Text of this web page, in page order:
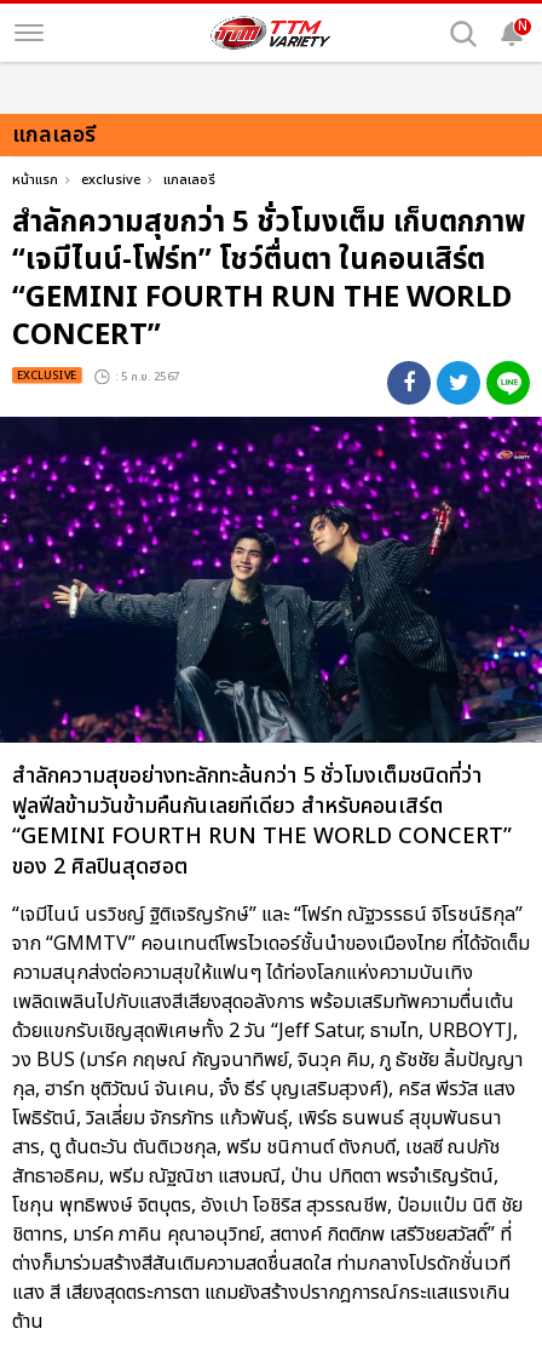
N
แกลเลอรี
หน้าแรก exclusive แกลเลอรี
สำลักความสุขกว่า 5 ชั่วโมงเต็ม เก็บตกภาพ
“เจมีไนน์-โฟร์ท” โชว์ตื่นตา ในคอนเสิร์ต
“GEMINI FOURTH RUN THE WORLD
CONCERT”
EXCLUSIVE : 5 ก.ย. 2567
สำลักความสุขอย่างทะลักทะล้นกว่า 5 ชั่วโมงเต็มชนิดที่ว่า
ฟูลฟีลข้ามวันข้ามคืนกันเลยทีเดียว สำหรับคอนเสิร์ต
“GEMINI FOURTH RUN THE WORLD CONCERT”
ของ 2 ศิลปินสุดฮอต
“เจมีไนน์ นรวิชญ์ ฐิติเจริญรักษ์” และ “โฟร์ท ณัฐวรรธน์ จิโรชน์ธิกุล”
จาก “GMMTV” คอนเทนต์โพรไวเดอร์ชั้นนำของเมืองไทย ที่ได้จัดเต็ม
ความสนุกส่งต่อความสุขให้แฟนๆ ได้ท่องโลกแห่งความบันเทิง
เพลิดเพลินไปกับแสงสีเสียงสุดอลังการ พร้อมเสริมทัพความตื่นเต้น
ด้วยแขกรับเชิญสุดพิเศษทั้ง 2 วัน “Jeff Satur, ธามไท, URBOYTJ,
วง BUS (มาร์ค กฤษณ์ กัญจนาทิพย์, จินวุค คิม, ภู ธัชชัย ลิ้มปัญญา
กุล, ฮาร์ท ชุติวัฒน์ จันเคน, จั๋ง ธีร์ บุญเสริมสุวงศ์), คริส พีรวัส แสง
โพธิรัตน์, วิลเลี่ยม จักรภัทร แก้วพันธุ์, เพิร์ธ ธนพนธ์ สุขุมพันธนา
สาร, ตู ต้นตะวัน ตันติเวชกุล, พรีม ชนิกานต์ ตังกบดี, เชลซี ณปภัช
สัทธาอธิคม, พรีม ณัฐณิชา แสงมณี, ป่าน ปทิตตา พรจำเริญรัตน์,
โชกุน พุทธิพงษ์ จิตบุตร, อังเปา โอชิริส สุวรรณชีพ, ป๋อมแป๋ม นิติ ชัย
ชิตาทร, มาร์ค ภาคิน คุณาอนุวิทย์, สตางค์ กิตติภพ เสรีวิชยสวัสดิ์” ที่
ต่างก็มาร่วมสร้างสีสันเติมความสดชื่นสดใส ท่ามกลางโปรดักชั่นเวที
แสง สี เสียงสุดตระการตา แถมยังสร้างปรากฎการณ์กระแสแรงเกิน
ต้าน